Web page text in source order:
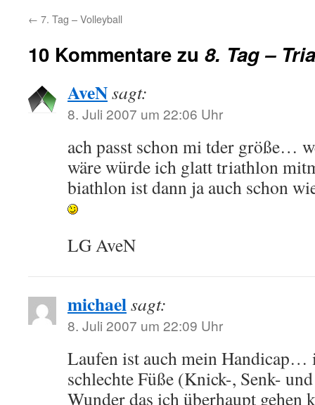
← 7. Tag – Volleyball
10 Kommentare zu 8. Tag –
AveNsagt:
8. Juli 2007 um 22:06 Uhr
ach passt schon mi tder größe…
wäre würde ich glatt triathlon
biathlon ist dann ja auch schon
LG AveN
michaelsagt:
8. Juli 2007 um 22:09 Uhr
Laufen ist auch mein Handicap…
schlechte Füße (Knick-, Senk-
Wunder das ich überhaupt gehen